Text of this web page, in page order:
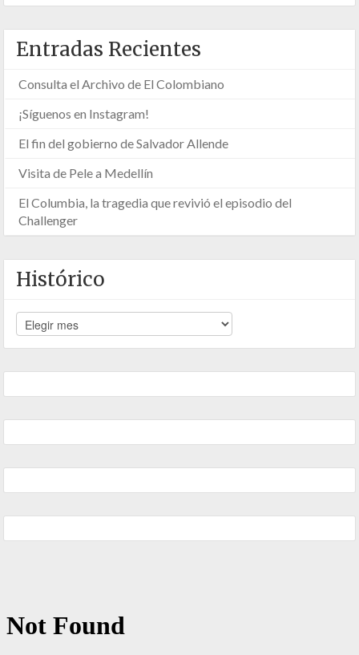
Entradas Recientes
Consulta el Archivo de El Colombiano
¡Síguenos en Instagram!
El fin del gobierno de Salvador Allende
Visita de Pele a Medellín
El Columbia, la tragedia que revivió el episodio del
Challenger
Histórico